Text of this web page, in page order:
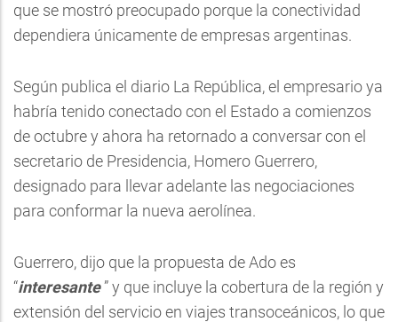
que se mostró preocupado porque la conectividad
dependiera únicamente de empresas argentinas.
Según publica el diario La República, el empresario ya
habría tenido conectado con el Estado a comienzos
de octubre y ahora ha retornado a conversar con el
secretario de Presidencia, Homero Guerrero,
designado para llevar adelante las negociaciones
para conformar la nueva aerolínea.
Guerrero, dijo que la propuesta de Ado es
“interesante” y que incluye la cobertura de la región y
extensión del servicio en viajes transoceánicos, lo que